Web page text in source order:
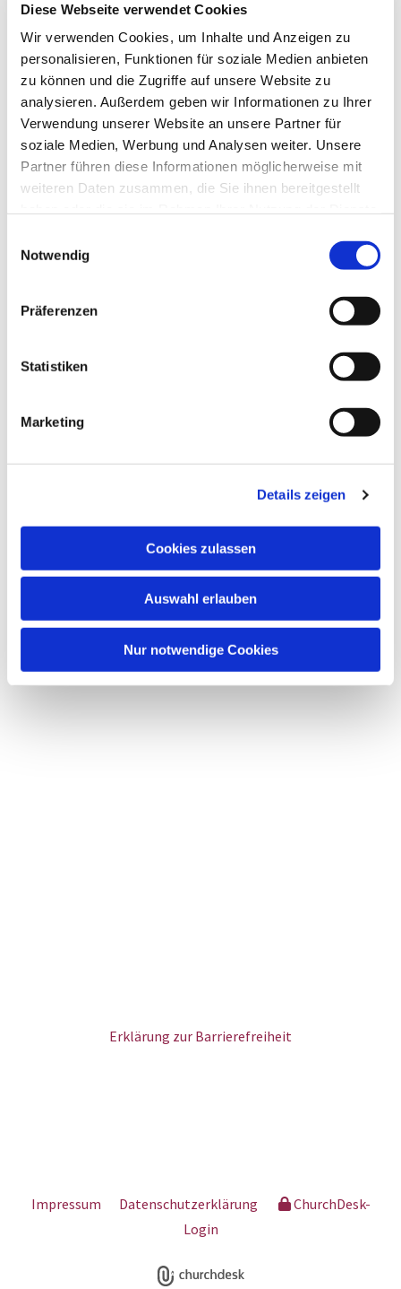
Diese Webseite verwendet Cookies
Wir verwenden Cookies, um Inhalte und Anzeigen zu
personalisieren, Funktionen für soziale Medien anbieten
zu können und die Zugriffe auf unsere Website zu
analysieren. Außerdem geben wir Informationen zu Ihrer
Verwendung unserer Website an unsere Partner für
soziale Medien, Werbung und Analysen weiter. Unsere
Partner führen diese Informationen möglicherweise mit
weiteren Daten zusammen, die Sie ihnen bereitgestellt
Notwendig
Präferenzen
Statistiken
Marketing
Details zeigen
Cookies zulassen
Auswahl erlauben
Nur notwendige Cookies
Erklärung zur Barrierefreiheit
Impressum Datenschutzerklärung
ChurchDesk-
Login